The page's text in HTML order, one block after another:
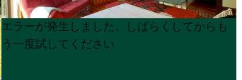
Product
List
Product
List
エラーが発生しました。しばらくしてからも
う一度試してください